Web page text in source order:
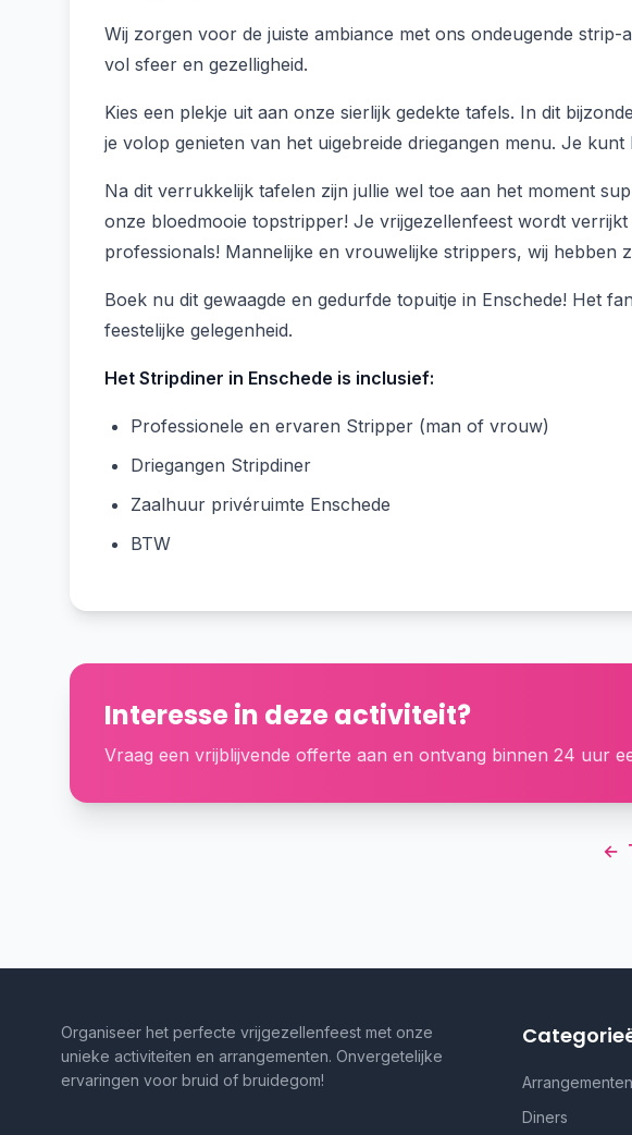
Wij zorgen voor de juiste ambiance met ons ondeugende
vol sfeer en gezelligheid.
Kies een plekje uit aan onze sierlijk gedekte tafels. In dit
je volop genieten van het uigebreide driegangen menu. Je
Na dit verrukkelijk tafelen zijn jullie wel toe aan het moment
onze bloedmooie topstripper! Je vrijgezellenfeest wordt
professionals! Mannelijke en vrouwelijke strippers, wij hebben
Boek nu dit gewaagde en gedurfde topuitje in Enschede! Het
feestelijke gelegenheid.
Het Stripdiner in Enschede is inclusief:
Professionele en ervaren Stripper (man of vrouw)
Driegangen Stripdiner
Zaalhuur privéruimte Enschede
BTW
Interesse in deze activiteit?
Vraag een vrijblijvende offerte aan en ontvang binnen 24 uur
←
Organiseer het perfecte vrijgezellenfeest met onze
unieke activiteiten en arrangementen. Onvergetelijke
ervaringen voor bruid of bruidegom!
Arrangementen
Diners